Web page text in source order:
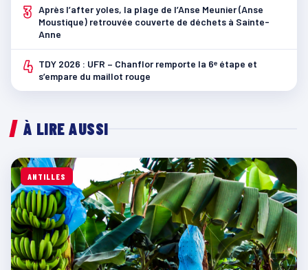
3 Après l’after yoles, la plage de l’Anse Meunier (Anse
Moustique) retrouvée couverte de déchets à Sainte-
Anne
4 TDY 2026 : UFR – Chanflor remporte la 6ᵉ étape et
s’empare du maillot rouge
À LIRE AUSSI
ANTILLES